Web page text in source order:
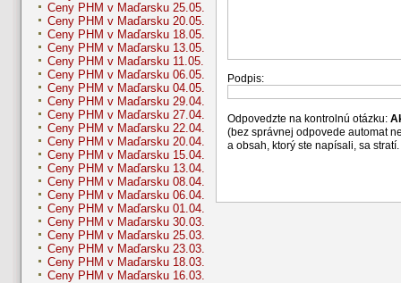
Ceny PHM v Maďarsku 25.05.
Ceny PHM v Maďarsku 20.05.
Ceny PHM v Maďarsku 18.05.
Ceny PHM v Maďarsku 13.05.
Ceny PHM v Maďarsku 11.05.
Ceny PHM v Maďarsku 06.05.
Ceny PHM v Maďarsku 04.05.
Ceny PHM v Maďarsku 29.04.
Ceny PHM v Maďarsku 27.04.
Ceny PHM v Maďarsku 22.04.
Ceny PHM v Maďarsku 20.04.
Ceny PHM v Maďarsku 15.04.
Ceny PHM v Maďarsku 13.04.
Ceny PHM v Maďarsku 08.04.
Ceny PHM v Maďarsku 06.04.
Ceny PHM v Maďarsku 01.04.
Ceny PHM v Maďarsku 30.03.
Ceny PHM v Maďarsku 25.03.
Ceny PHM v Maďarsku 23.03.
Ceny PHM v Maďarsku 18.03.
Ceny PHM v Maďarsku 16.03.
Podpis:
Odpovedzte na kontrolnú otázku:
(bez správnej odpovede automat
a obsah, ktorý ste napísali, sa